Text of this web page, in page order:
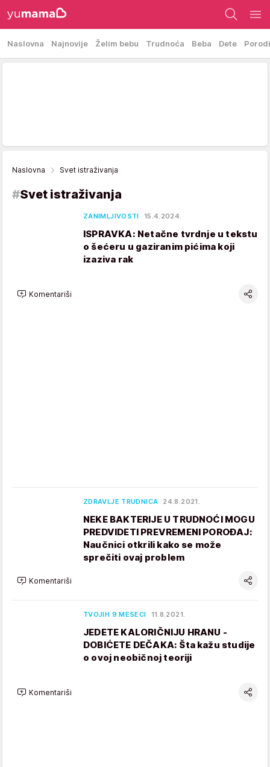
Naslovna Najnovije Želim bebu Trudnoća Beba Dete
Naslovna Svet istraživanja
#Svet istraživanja
ZANIMLJIVOSTI 15.4.2024.
ISPRAVKA: Netačne tvrdnje u tekstu
o šećeru u gaziranim pićima koji
izaziva rak
Komentariši
ZDRAVLJE TRUDNICA 24.8.2021.
NEKE BAKTERIJE U TRUDNOĆI MOGU
PREDVIDETI PREVREMENI POROĐAJ:
Naučnici otkrili kako se može
sprečiti ovaj problem
Komentariši
TVOJIH 9 MESECI 11.8.2021.
JEDETE KALORIČNIJU HRANU -
DOBIĆETE DEČAKA: Šta kažu studije
o ovoj neobičnoj teoriji
Komentariši